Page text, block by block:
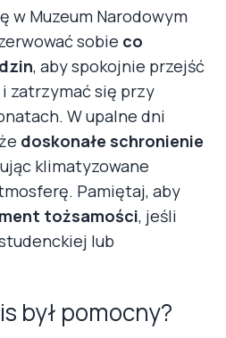
w Muzeum Narodowym
sobie co
, aby spokojnie przejść
zatrzymać się przy
W upalne dni
doskonałe schronienie
klimatyzowane
Pamiętaj, aby
tożsamości, jeśli
lub
był pomocny?